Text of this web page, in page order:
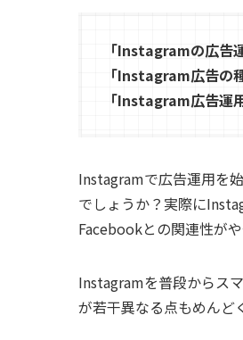
「Instagramの広告
「Instagram広告の
「Instagram広告運
Instagramで広告運用を
でしょうか？実際に
Facebookとの関連性が
Instagramを普段からス
が若干異なる点もめんど